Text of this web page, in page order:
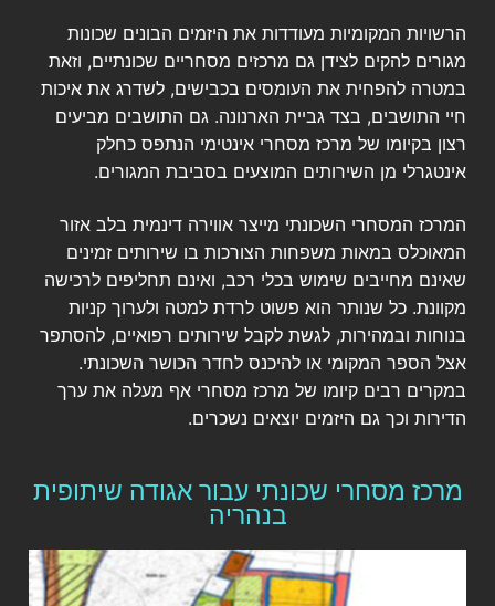
הרשויות המקומיות מעודדות את היזמים הבונים שכונות
מגורים להקים לצידן גם מרכזים מסחריים שכונתיים, וזאת
במטרה להפחית את העומסים בכבישים, לשדרג את איכות
חיי התושבים, בצד גביית הארנונה. גם התושבים מביעים
רצון בקיומו של מרכז מסחרי אינטימי הנתפס כחלק
אינטגרלי מן השירותים המוצעים בסביבת המגורים.
המרכז המסחרי השכונתי מייצר אווירה דינמית בלב אזור
המאוכלס במאות משפחות הצורכות בו שירותים זמינים
שאינם מחייבים שימוש בכלי רכב, ואינם תחליפים לרכישה
מקוונת. כל שנותר הוא פשוט לרדת למטה ולערוך קניות
בנוחות ובמהירות, לגשת לקבל שירותים רפואיים, להסתפר
אצל הספר המקומי או להיכנס לחדר הכושר השכונתי.
במקרים רבים קיומו של מרכז מסחרי אף מעלה את ערך
הדירות וכך גם היזמים יוצאים נשכרים.
מרכז מסחרי שכונתי עבור אגודה שיתופית
בנהריה